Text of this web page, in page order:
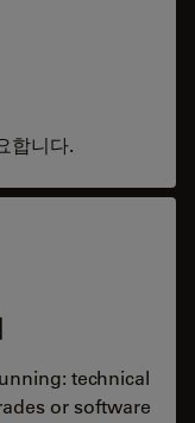
합니다.
technical
or software